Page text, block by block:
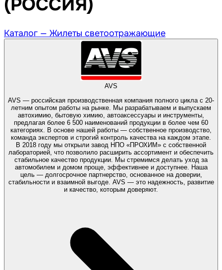
(РОССИЯ)
Каталог — Жилеты светоотражающие
AVS
AVS — российская производственная компания полного цикла с 20-
летним опытом работы на рынке. Мы разрабатываем и выпускаем
автохимию, бытовую химию, автоаксессуары и инструменты,
предлагая более 6 500 наименований продукции в более чем 60
категориях. В основе нашей работы — собственное производство,
команда экспертов и строгий контроль качества на каждом этапе.
В 2018 году мы открыли завод НПО «ПРОХИМ» с собственной
лабораторией, что позволило расширить ассортимент и обеспечить
стабильное качество продукции. Мы стремимся делать уход за
автомобилем и домом проще, эффективнее и доступнее. Наша
цель — долгосрочное партнерство, основанное на доверии,
стабильности и взаимной выгоде. AVS — это надежность, развитие
и качество, которым доверяют.